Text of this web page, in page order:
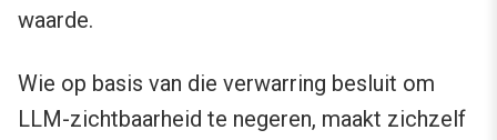
waarde.
Wie op basis van die verwarring besluit om
LLM-zichtbaarheid te negeren, maakt zichzelf